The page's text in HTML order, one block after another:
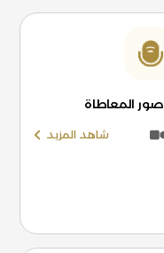
صور المعاطاة
شاهد المزيد